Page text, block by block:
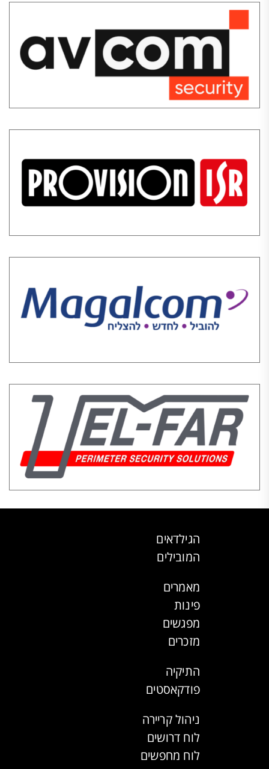
הגילדאים
המובילים
מאמרים
פינות
מפגשים
מזכרים
התיקיה
פודקאסטים
ניהול קריירה
לוח דרושים
לוח מחפשים